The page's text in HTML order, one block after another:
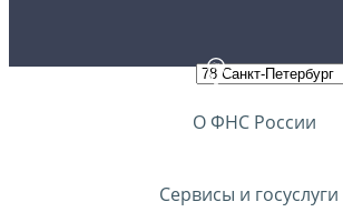
О ФНС России
Сервисы и госуслуги